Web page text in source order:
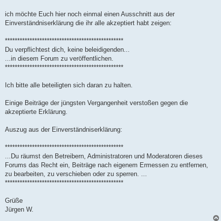
a
ich möchte Euch hier noch einmal einen Ausschnitt aus der
Einverständniserklärung die ihr alle akzeptiert habt zeigen:
************************************************
Du verpflichtest dich, keine beleidigenden...
...in diesem Forum zu veröffentlichen.
************************************************
Ich bitte alle beteiligten sich daran zu halten.
Einige Beiträge der jüngsten Vergangenheit verstoßen gegen die
akzeptierte Erklärung.
Auszug aus der Einverständniserklärung:
************************************************
...Du räumst den Betreibern, Administratoren und Moderatoren dieses
Forums das Recht ein, Beiträge nach eigenem Ermessen zu entfernen,
zu bearbeiten, zu verschieben oder zu sperren. ...
************************************************
Grüße
Jürgen W.